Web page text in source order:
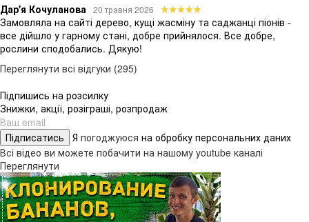
Дар'я Кочуланова 20 травня 2026
Замовляла на сайті дерево, кущі жасміну та саджанці піонів -
все дійшло у гарному стані, добре прийнялося. Все добре,
рослини сподобались. Дякую!
Переглянути всі відгуки (295)
Підпишись на розсилку
Знижки, акції, розіграші, розпродаж
Підписатись Я погоджуюся на обробку персональних даних
Всі відео ви можете побачити на нашому youtube каналі
Переглянути